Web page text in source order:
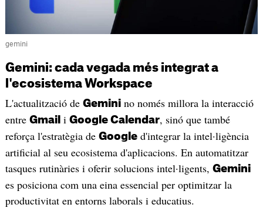
gemini
Gemini: cada vegada més integrat a
l'ecosistema Workspace
L'actualització de Geminino només millora la interacció
entre Gmail i Google Calendar, sinó que també
reforça l'estratègia de Googled'integrar la intel·ligència
artificial al seu ecosistema d'aplicacions. En automatitzar
tasques rutinàries i oferir solucions intel·ligents, Gemini
es posiciona com una eina essencial per optimitzar la
productivitat en entorns laborals i educatius.